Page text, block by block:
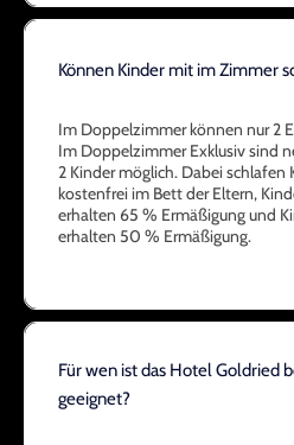
Können Kinder mit im Zimmer
Im Doppelzimmer können nur 2
Im Doppelzimmer Exklusiv sind
2 Kinder möglich. Dabei schlafen
kostenfrei im Bett der Eltern,
erhalten 65 % Ermäßigung und
erhalten 50 % Ermäßigung.
Für wen ist das Hotel Goldried
geeignet?